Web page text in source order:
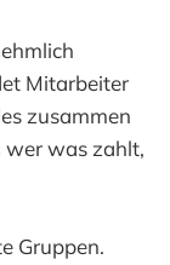
Mitarbeiter
zusammen
wer was zahlt,
Gruppen.